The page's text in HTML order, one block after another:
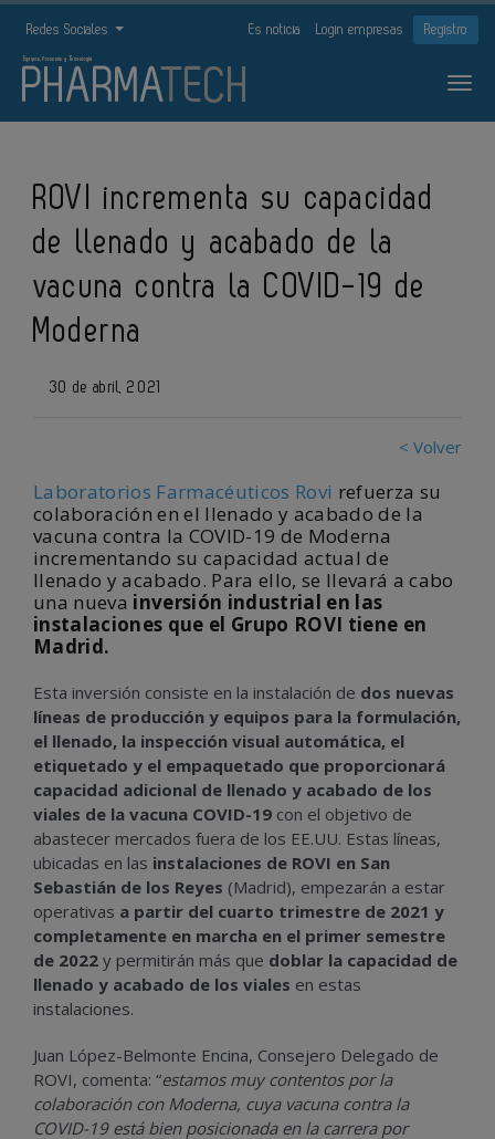
Redes Sociales Es noticia Login empresas Registro
ROVI incrementa su capacidad
de llenado y acabado de la
vacuna contra la COVID-19 de
Moderna
30 de abril, 2021
< Volver
Laboratorios Farmacéuticos Rovi refuerza su
colaboración en el llenado y acabado de la
vacuna contra la COVID-19 de Moderna
incrementando su capacidad actual de
llenado y acabado. Para ello, se llevará a cabo
una nueva inversión industrial en las
instalaciones que el Grupo ROVI tiene en
Madrid.
Esta inversión consiste en la instalación de dos nuevas
líneas de producción y equipos para la formulación,
el llenado, la inspección visual automática, el
etiquetado y el empaquetado que proporcionará
capacidad adicional de llenado y acabado de los
viales de la vacuna COVID-19 con el objetivo de
abastecer mercados fuera de los EE.UU. Estas líneas,
ubicadas en las instalaciones de ROVI en San
Sebastián de los Reyes (Madrid), empezarán a estar
operativas a partir del cuarto trimestre de 2021 y
completamente en marcha en el primer semestre
de 2022 y permitirán más que doblar la capacidad de
llenado y acabado de los viales en estas
instalaciones.
Juan López-Belmonte Encina, Consejero Delegado de
ROVI, comenta: “estamos muy contentos por la
colaboración con Moderna, cuya vacuna contra la
COVID-19 está bien posicionada en la carrera por